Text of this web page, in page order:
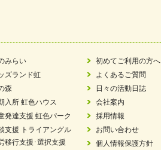
みらい
ズランド虹
森
入所 虹色ハウス
発達支援 虹色パーク
支援 トライアングル
移行支援･選択支援
初めてご利用の方へ
よくあるご質問
日々の活動日誌
会社案内
採用情報
お問い合わせ
個人情報保護方針